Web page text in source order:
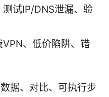
试IP/DNS泄漏、验
、低价陷阱、错
据、对比、可执行步